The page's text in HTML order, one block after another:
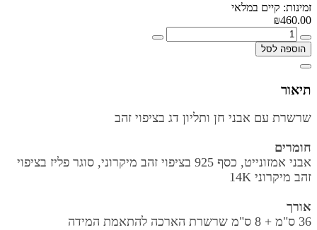
זמינות: קיים במלאי
₪460.00
הוספה לסל
תיאור
שרשרת עם אבני חן ותליון דג בציפוי זהב
חומרים
אבני אמזונייט, כסף 925 בציפוי זהב מיקרוני, סוגר פליז בציפוי
זהב מיקרוני 14K
אורך
36 ס"מ +
8 ס"מ שרשרת הארכה להתאמת המידה